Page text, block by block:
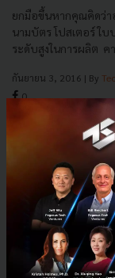
ยกมือขึ้นหากคุณคิดว่
นามบัตร โปสเตอร์ ใบ
ระดับสูงในการผลิต ค
กันยายน 3, 2016 | By
0
Startup